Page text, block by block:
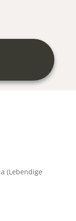
(Lebendige